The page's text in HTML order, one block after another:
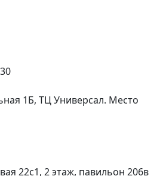
1Б, ТЦ Универсал. Место
22с1, 2 этаж, павильон 206в